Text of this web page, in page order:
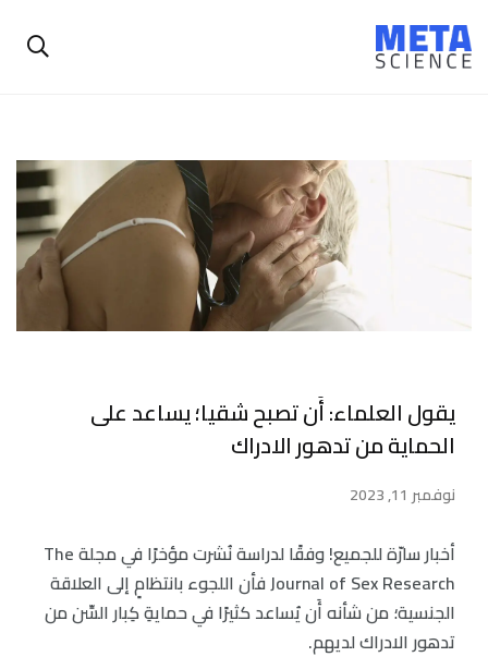
يقول العلماء: أَن تصبح شقيا؛ يساعد على
الحماية من تدهور الادراك
نوفمبر 11, 2023
أخبار سارّة للجميع! وفقًا لدراسة نُشرت مؤخرًا في مجلة The
Journal of Sex Research فأن اللجوء بانتظامٍ إلى العلاقة
الجنسية؛ من شأنه أَن يُساعد كثيرًا في حمايةِ كِبار السِّن من
تدهور الادراك لديهم.